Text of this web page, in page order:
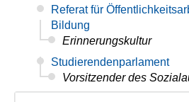
Referat für
Bildung
Erinnerungskultur
Studierendenparlament
Vorsitzender des